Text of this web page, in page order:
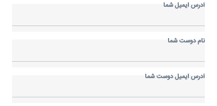
آدرس ايميل شما
نام دوست شما
آدرس ايميل دوست شما